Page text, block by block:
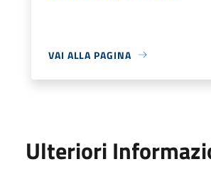
VAI ALLA PAGINA
Ulteriori